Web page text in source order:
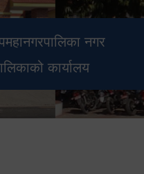
मन्दिर
स्मारक
नगर
कार्यालय
देखिएको दृश्य